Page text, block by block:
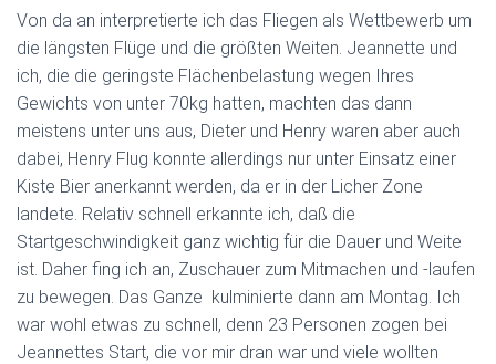
Von da an interpretierte ich das Fliegen als Wettbewerb um
die längsten Flüge und die größten Weiten. Jeannette und
ich, die die geringste Flächenbelastung wegen Ihres
Gewichts von unter 70kg hatten, machten das dann
meistens unter uns aus, Dieter und Henry waren aber auch
dabei, Henry Flug konnte allerdings nur unter Einsatz einer
Kiste Bier anerkannt werden, da er in der Licher Zone
landete. Relativ schnell erkannte ich, daß die
Startgeschwindigkeit ganz wichtig für die Dauer und Weite
ist. Daher fing ich an, Zuschauer zum Mitmachen und -laufen
zu bewegen. Das Ganze kulminierte dann am Montag. Ich
war wohl etwas zu schnell, denn 23 Personen zogen bei
Jeannettes Start, die vor mir dran war und viele wollten